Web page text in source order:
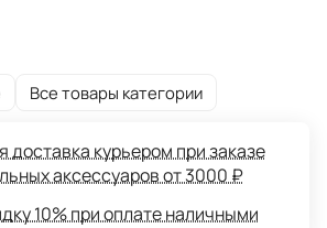
Все товары категории
доставка курьером при заказе
аксессуаров от 3000 ₽
10% при оплате наличными